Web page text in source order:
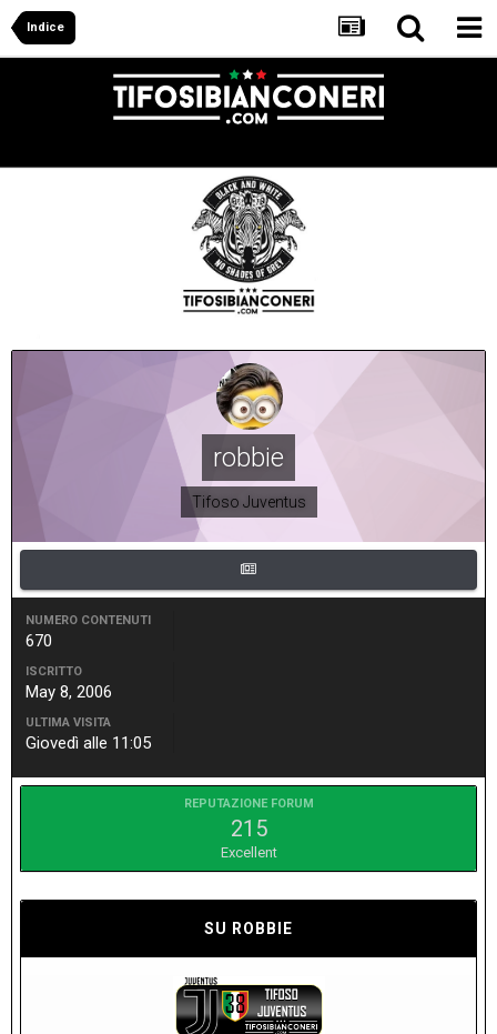
Indice
robbie
Tifoso Juventus
NUMERO CONTENUTI
670
ISCRITTO
May 8, 2006
ULTIMA VISITA
Giovedì alle 11:05
REPUTAZIONE FORUM
215
Excellent
SU ROBBIE